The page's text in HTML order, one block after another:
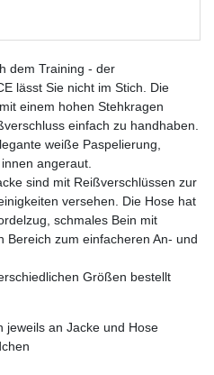
dem Training - der
lässt Sie nicht im Stich. Die
einem hohen Stehkragen
einfach zu handhaben.
weiße Paspelierung,
angeraut.
sind mit Reißverschlüssen zur
versehen. Die Hose hat
schmales Bein mit
Bereich zum einfacheren An- und
Größen bestellt
jeweils an Jacke und Hose